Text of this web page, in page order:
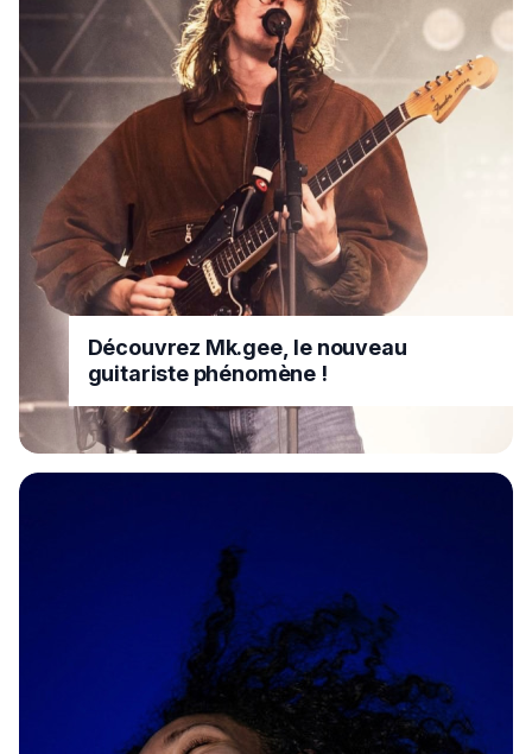
Découvrez Mk.gee, le nouveau
guitariste phénomène !